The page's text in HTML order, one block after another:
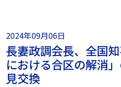
2024年09月06日
長妻政調会長、全国
における合区の解消
見交換